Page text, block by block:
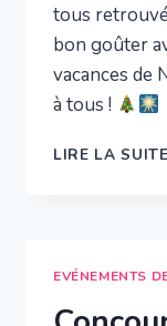
tous
bon goûter
vacances de
à tous !
LIRE LA SUITE
EVÉNEMENTS